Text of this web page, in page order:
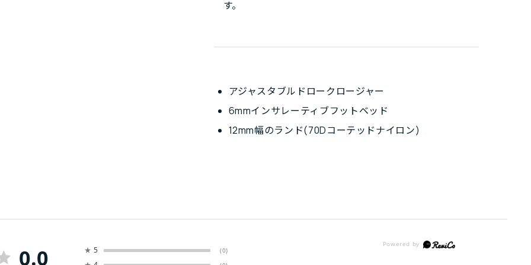
す。
アジャスタブルドロークロージャー
6mmインサレーティブフットベッド
12mm幅のランド(70Dコーテッドナイロン)
0.0 ★ 5 (0)